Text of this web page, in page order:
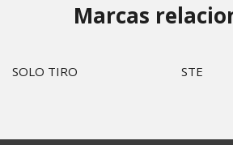
Marcas
SOLO TIRO STE